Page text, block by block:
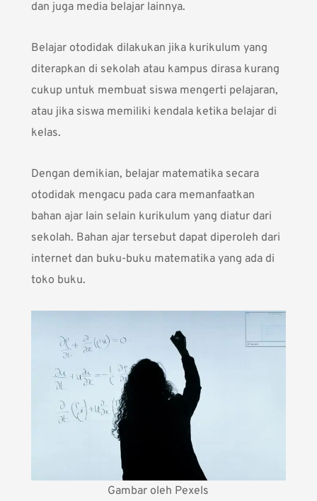
dan juga media belajar lainnya.
Belajar otodidak dilakukan jika kurikulum yang
diterapkan di sekolah atau kampus dirasa kurang
cukup untuk membuat siswa mengerti pelajaran,
atau jika siswa memiliki kendala ketika belajar di
kelas.
Dengan demikian, belajar matematika secara
otodidak mengacu pada cara memanfaatkan
bahan ajar lain selain kurikulum yang diatur dari
sekolah. Bahan ajar tersebut dapat diperoleh dari
internet dan buku-buku matematika yang ada di
toko buku.
Gambar oleh Pexels